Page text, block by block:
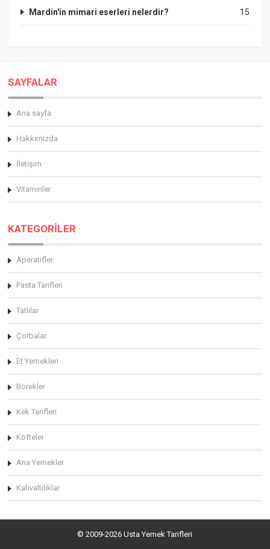
15
Mardin'in mimari eserleri nelerdir?
SAYFALAR
Ana sayfa
Hakkimizda
İletişim
Vitaminler
KATEGORİLER
Aperatifler
Pasta Tarifleri
Tatlılar
Çorbalar
Et Yemekleri
Börekler
Kek Tarifleri
Köfteler
Ana Yemekler
Kahvaltılıklar
© 2009-2026 Usta Yemek Tarifleri